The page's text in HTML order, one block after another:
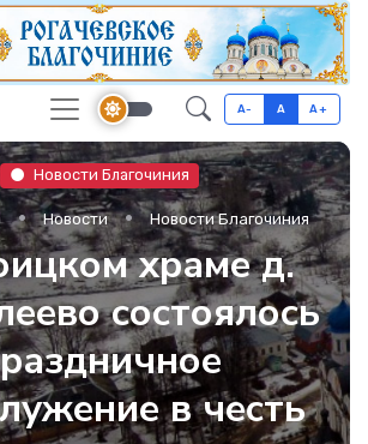
A- A A+
Новости Благочиния
Новости Новости Благочиния
храме д.
состоялось
в честь